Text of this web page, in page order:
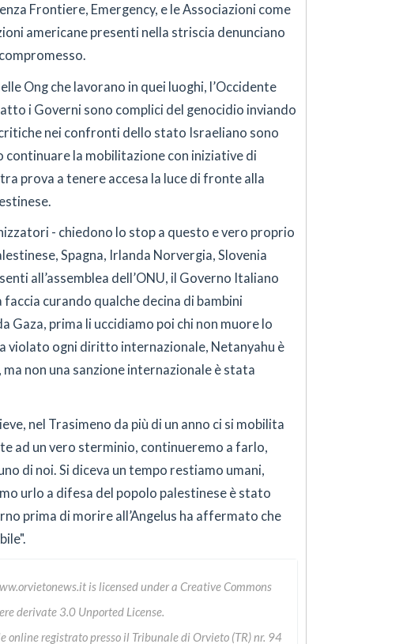
Frontiere, Emergency, e le Associazioni come
americane presenti nella striscia denunciano
Ong che lavorano in quei luoghi, l’Occidente
i Governi sono complici del genocidio inviando
nei confronti dello stato Israeliano sono
continuare la mobilitazione con iniziative di
prova a tenere accesa la luce di fronte alla
- chiedono lo stop a questo e vero proprio
Spagna, Irlanda Norvergia, Slovenia
all’assemblea dell’ONU, il Governo Italiano
curando qualche decina di bambini
prima li uccidiamo poi chi non muore lo
violato ogni diritto internazionale, Netanyahu è
non una sanzione internazionale è stata
nel Trasimeno da più di un anno ci si mobilita
ad un vero sterminio, continueremo a farlo,
di noi. Si diceva un tempo restiamo umani,
urlo a difesa del popolo palestinese è stato
prima di morire all’Angelus ha affermato che
is licensed under a Creative Commons
derivate 3.0 Unported License.
online registrato presso il Tribunale di Orvieto (TR) nr. 94